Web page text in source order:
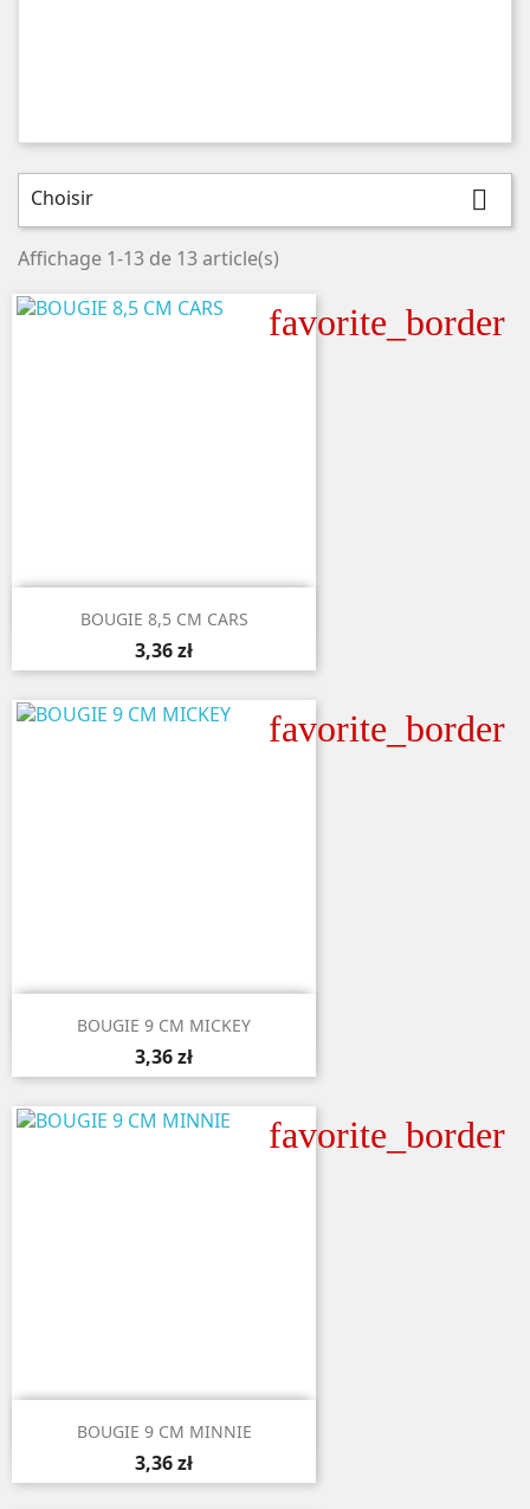
Choisir 
Affichage 1-13 de 13 article(s)
favorite_border
 Aperçu rapide
BOUGIE 8,5 CM CARS
3,36 zł
favorite_border
 Aperçu rapide
BOUGIE 9 CM MICKEY
3,36 zł
favorite_border
 Aperçu rapide
BOUGIE 9 CM MINNIE
3,36 zł